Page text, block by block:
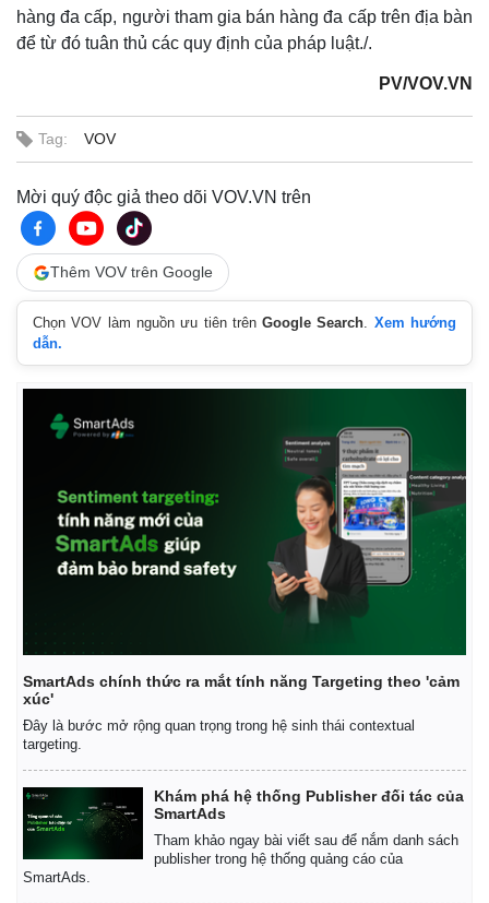
hàng đa cấp, người tham gia bán hàng đa cấp trên địa bàn
để từ đó tuân thủ các quy định của pháp luật./.
PV/VOV.VN
Tag: VOV
Mời quý độc giả theo dõi VOV.VN trên
Thêm VOV trên Google
Chọn VOV làm nguồn ưu tiên trênGoogle Search. Xem hướng
dẫn.
SmartAds chính thức ra mắt tính năng Targeting theo 'cảm
xúc'
Đây là bước mở rộng quan trọng trong hệ sinh thái contextual
targeting.
Khám phá hệ thống Publisher đối tác của
SmartAds
Tham khảo ngay bài viết sau để nắm danh sách
publisher trong hệ thống quảng cáo của
SmartAds.